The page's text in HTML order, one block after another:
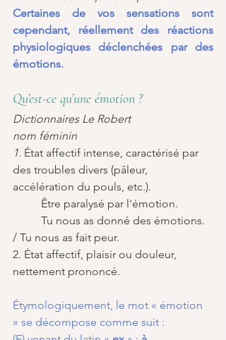
Certaines de vos sensations sont
cependant, réellement des réactions
physiologiques déclenchées par des
émotions.
Qu’est-ce qu’une émotion ?
Dictionnaires Le Robert
nom féminin
1. État affectif intense, caractérisé par
des troubles divers (pâleur,
accélération du pouls, etc.).
	Être paralysé par l'émotion.
/ Tu nous as fait peur.
2. État affectif, plaisir ou douleur,
nettement prononcé.
Étymologiquement, le mot « émotion
» se décompose comme suit :